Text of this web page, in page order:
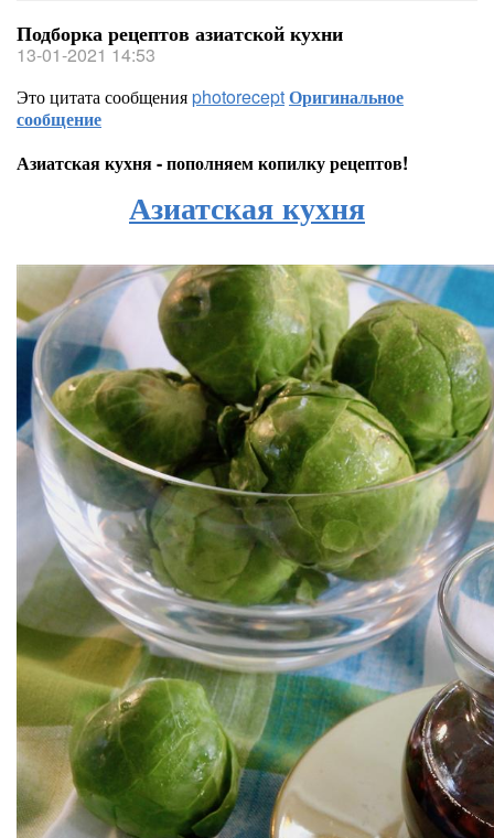
Подборка рецептов азиатской кухни
13-01-2021 14:53
Это цитата сообщенияphotoreceptОригинальное
сообщение
Азиатская кухня - пополняем копилку рецептов!
Азиатская кухня